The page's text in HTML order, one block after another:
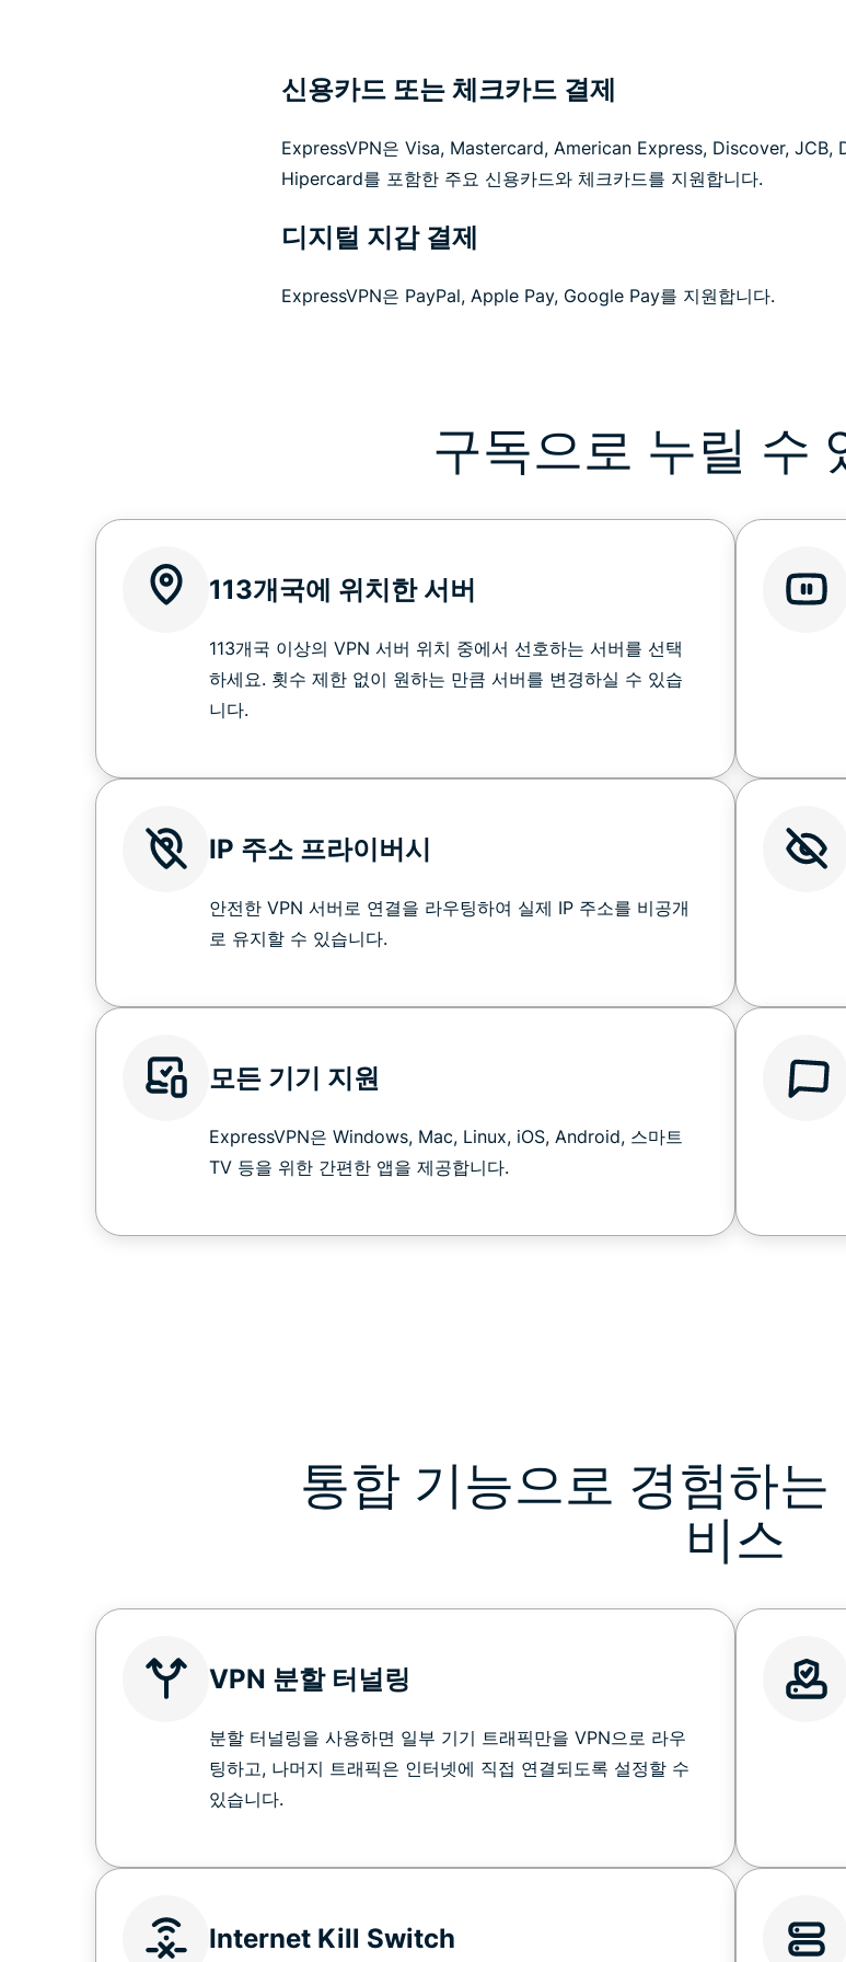
신용카드 또는 체크카드 결제
ExpressVPN은 Visa, Mastercard, American Express, Discover,
Hipercard를 포함한 주요 신용카드와 체크카드를 지원합니다.
디지털 지갑 결제
ExpressVPN은 PayPal, Apple Pay, Google Pay를 지원합니다.
구독으로 누릴 수
113개국에 위치한 서버
113개국 이상의 VPN 서버 위치 중에서 선호하는 서버를 선택
하세요. 횟수 제한 없이 원하는 만큼 서버를 변경하실 수 있습
니다.
IP 주소 프라이버시
안전한 VPN 서버로 연결을 라우팅하여 실제 IP 주소를 비공개
로 유지할 수 있습니다.
모든 기기 지원
ExpressVPN은 Windows, Mac, Linux, iOS, Android, 스마트
TV 등을 위한 간편한 앱을 제공합니다.
통합 기능으로 경험하
비스
VPN 분할 터널링
분할 터널링을 사용하면 일부 기기 트래픽만을 VPN으로 라우
팅하고, 나머지 트래픽은 인터넷에 직접 연결되도록 설정할 수
있습니다.
Internet Kill Switch